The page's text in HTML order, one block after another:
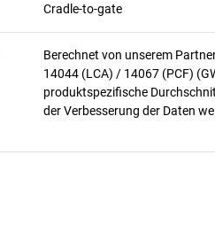
Cradle-to-gate
Berechnet von unserem
14044 (LCA) / 14067 (PCF)
produktspezifische
der Verbesserung der Daten